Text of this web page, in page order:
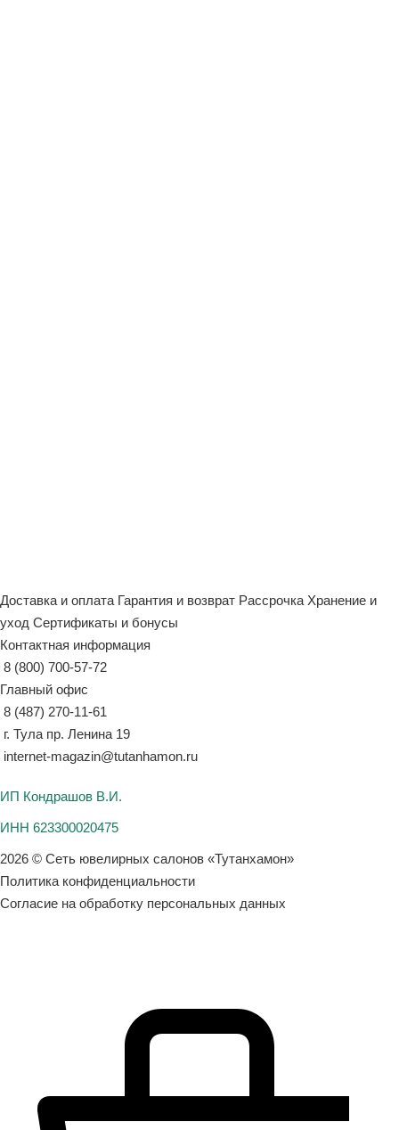
Доставка и оплата Гарантия и возврат Рассрочка Хранение и
уход Сертификаты и бонусы
Контактная информация
8 (800) 700-57-72
Главный офис
8 (487) 270-11-61
г. Тула пр. Ленина 19
internet-magazin@tutanhamon.ru
ИП Кондрашов В.И.
ИНН 623300020475
2026 © Сеть ювелирных салонов «Тутанхамон»
Политика конфиденциальности
Согласие на обработку персональных данных